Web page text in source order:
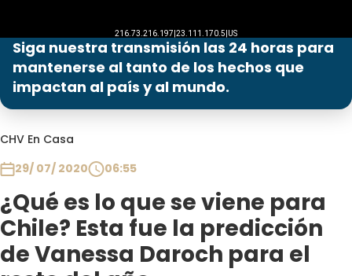
Siga nuestra transmisión las 24 horas para
mantenerse al tanto de los hechos que
impactan al país y al mundo.
CHV En Casa
29/ 07/ 2020
06:55
¿Qué es lo que se viene para
Chile? Esta fue la predicción
de Vanessa Daroch para el
Programas
Club De La Comedia
Contigo en Directo
Plan Perfecto
El Tiempo
Sabingo
Todos Los Programas